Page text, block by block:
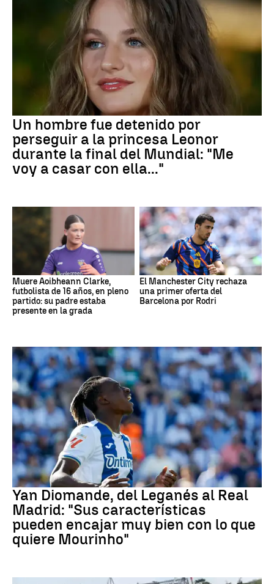
Un hombre fue detenido por
perseguir a la princesa Leonor
durante la final del Mundial: "Me
voy a casar con ella..."
Muere Aoibheann Clarke,
futbolista de 16 años, en pleno
partido: su padre estaba
presente en la grada
El Manchester City rechaza
una primer oferta del
Barcelona por Rodri
Real Madrid
Yan Diomande, del Leganés al Real
Madrid: "Sus características
pueden encajar muy bien con lo que
quiere Mourinho"